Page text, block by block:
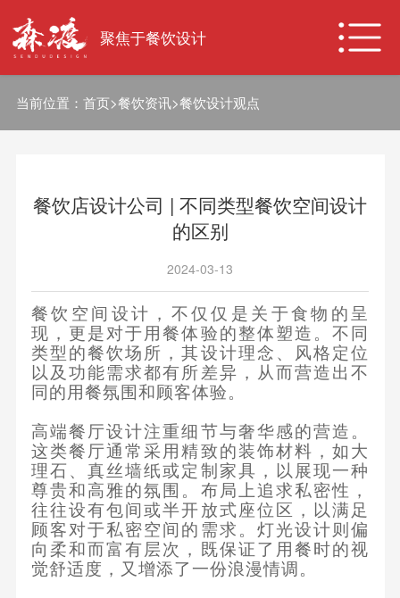
聚焦于餐饮设计
当前位置： 首页>餐饮资讯>餐饮设计观点
餐饮店设计公司 | 不同类型餐饮空间设计
的区别
2024-03-13
餐饮空间设计，不仅仅是关于食物的呈
现，更是对于用餐体验的整体塑造。不同
类型的餐饮场所，其设计理念、风格定位
以及功能需求都有所差异，从而营造出不
同的用餐氛围和顾客体验。
高端餐厅设计注重细节与奢华感的营造。
这类餐厅通常采用精致的装饰材料，如大
理石、真丝墙纸或定制家具，以展现一种
尊贵和高雅的氛围。布局上追求私密性，
往往设有包间或半开放式座位区，以满足
顾客对于私密空间的需求。灯光设计则偏
向柔和而富有层次，既保证了用餐时的视
觉舒适度，又增添了一份浪漫情调。